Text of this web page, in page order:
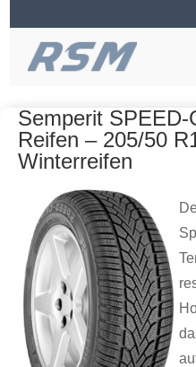
Semperit
Reifen – 205/50
Winterreifen